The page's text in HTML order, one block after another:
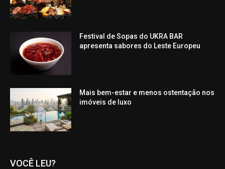
Festival de Sopas do UKRA BAR
apresenta sabores do Leste Europeu
Mais bem-estar e menos ostentação nos
imóveis de luxo
VOCÊ LEU?